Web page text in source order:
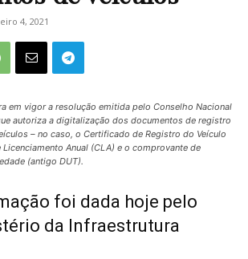
4, 2021
em vigor a resolução emitida pelo Conselho Nacional
autoriza a digitalização dos documentos de registro
– no caso, o Certificado de Registro do Veículo
Anual (CLA) e o comprovante de
(antigo DUT).
foi dada hoje pelo
da Infraestrutura